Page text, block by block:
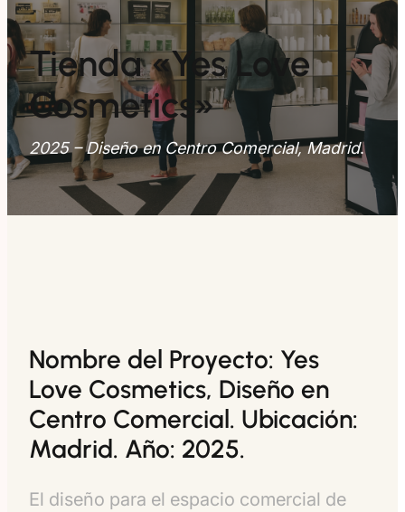
Tienda «Yes Love
Cosmetics»
2025 – Diseño en Centro Comercial, Madrid.
Nombre del Proyecto: Yes
Love Cosmetics, Diseño en
Centro Comercial. Ubicación:
Madrid. Año: 2025.
El diseño para el espacio comercial de